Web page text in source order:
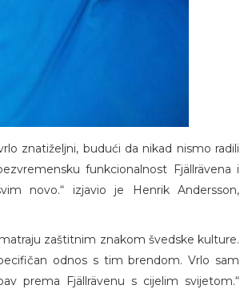
znatiželjni, budući da nikad nismo radili
funkcionalnost Fjällrävena i
novo.“ izjavio je Henrik Andersson,
zaštitnim znakom švedske kulture.
odnos s tim brendom. Vrlo sam
prema Fjällrävenu s cijelim svijetom.“